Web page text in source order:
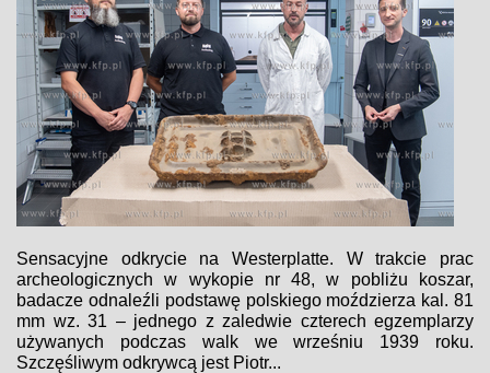
Sensacyjne odkrycie na Westerplatte. W trakcie prac
archeologicznych w wykopie nr 48, w pobliżu koszar,
badacze odnaleźli podstawę polskiego moździerza kal. 81
mm wz. 31 – jednego z zaledwie czterech egzemplarzy
używanych podczas walk we wrześniu 1939 roku.
Szczęśliwym odkrywcą jest Piotr...